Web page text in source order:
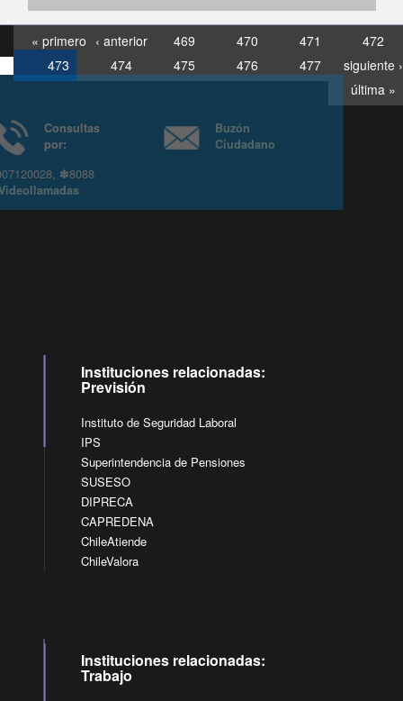
« primero ‹ anterior 469 470 471
472
473
474 475 476 477
siguiente ›
última »
Consultas
6007120028, ✽8088
yVideollamadas
Ciudadano
Instituciones relacionadas:
Previsión
Instituto de Seguridad Laboral
IPS
Superintendencia de Pensiones
SUSESO
DIPRECA
CAPREDENA
ChileAtiende
ChileValora
Instituciones relacionadas:
Trabajo